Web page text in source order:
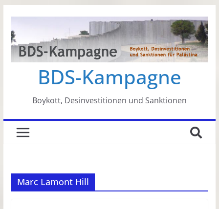
springen
BDS-Kampagne
Boykott, Desinvestitionen und Sanktionen
Marc Lamont Hill